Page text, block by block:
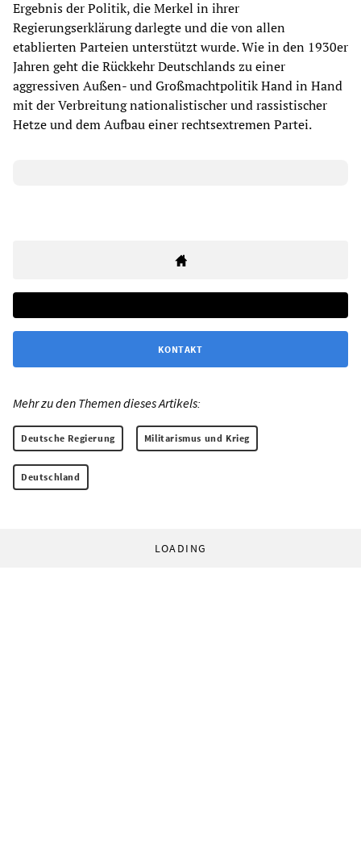
Ergebnis der Politik, die Merkel in ihrer
Regierungserklärung darlegte und die von allen
etablierten Parteien unterstützt wurde. Wie in den 1930er
Jahren geht die Rückkehr Deutschlands zu einer
aggressiven Außen- und Großmachtpolitik Hand in Hand
mit der Verbreitung nationalistischer und rassistischer
Hetze und dem Aufbau einer rechtsextremen Partei.
KONTAKT
Mehr zu den Themen dieses Artikels:
Deutsche Regierung Militarismus und Krieg
Deutschland
LOADING